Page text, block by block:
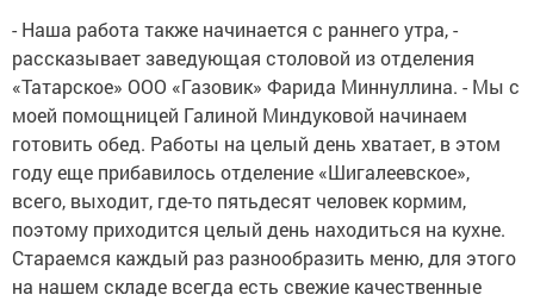
- Наша работа также начинается с раннего утра, -
рассказывает заведующая столовой из отделения
«Татарское» ООО «Газовик» Фарида Миннуллина. - Мы с
моей помощницей Галиной Миндуковой начинаем
готовить обед. Работы на целый день хватает, в этом
году еще прибавилось отделение «Шигалеевское»,
всего, выходит, где-то пятьдесят человек кормим,
поэтому приходится целый день находиться на кухне.
Стараемся каждый раз разнообразить меню, для этого
на нашем складе всегда есть свежие качественные